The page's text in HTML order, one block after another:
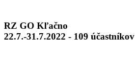
RZ GO Kľačno
22.7.-31.7.2022 - 109 účastníkov